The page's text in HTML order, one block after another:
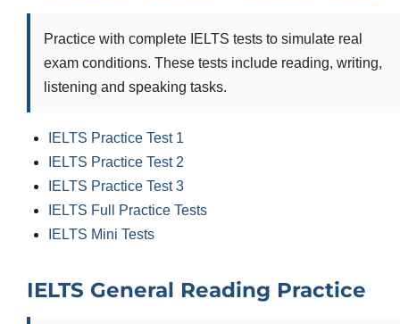
Practice with complete IELTS tests to simulate real
exam conditions. These tests include reading, writing,
listening and speaking tasks.
IELTS Practice Test 1
IELTS Practice Test 2
IELTS Practice Test 3
IELTS Full Practice Tests
IELTS Mini Tests
IELTS General Reading Practice